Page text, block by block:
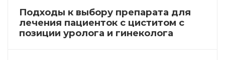
Подходы к выбору препарата для
лечения пациенток с циститом с
позиции уролога и гинеколога